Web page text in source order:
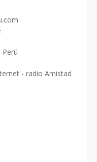
Perú
- radio Amistad